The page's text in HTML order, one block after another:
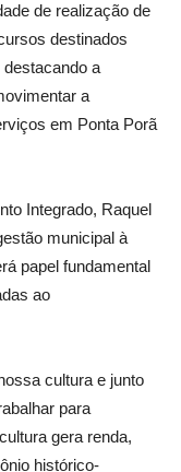
de realização de
destinados
destacando a
a
em Ponta Porã
Integrado, Raquel
municipal à
papel fundamental
ao
cultura e junto
para
gera renda,
histórico-